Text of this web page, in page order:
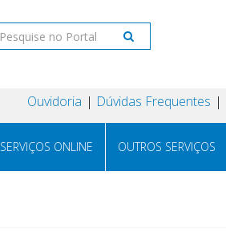
Ouvidoria Dúvidas Frequentes
SERVIÇOS ONLINE OUTROS SERVIÇOS